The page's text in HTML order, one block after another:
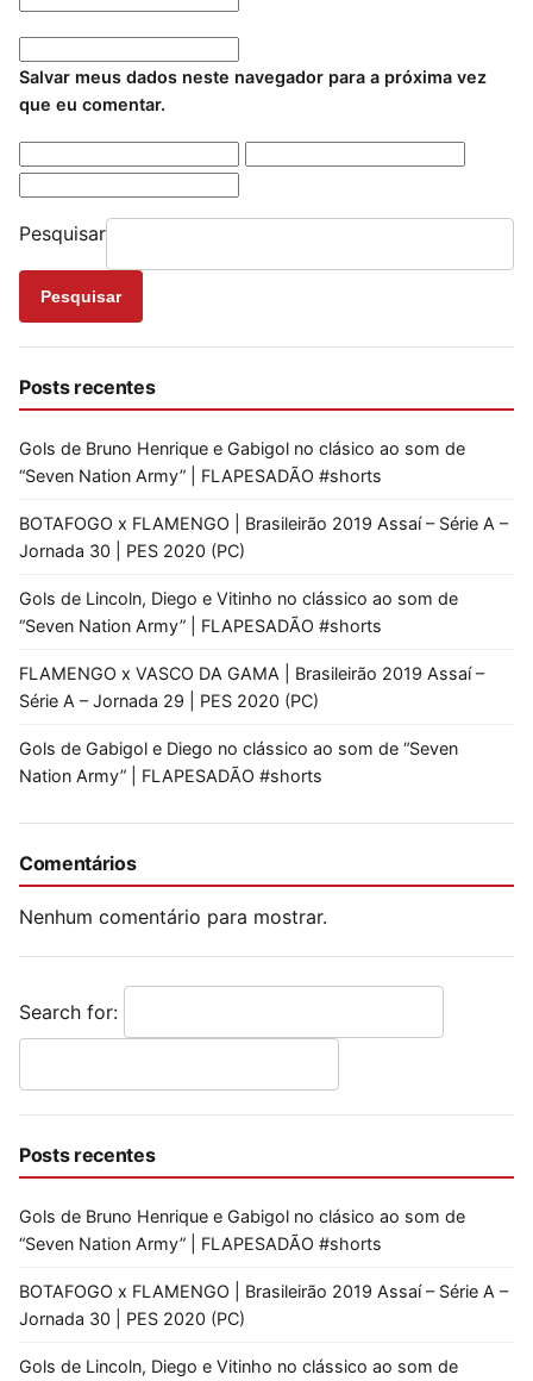
Salvar meus dados neste navegador para a próxima vez
que eu comentar.
Pesquisar
Pesquisar
Posts recentes
Gols de Bruno Henrique e Gabigol no clásico ao som de
“Seven Nation Army” | FLAPESADÃO #shorts
BOTAFOGO x FLAMENGO | Brasileirão 2019 Assaí – Série A –
Jornada 30 | PES 2020 (PC)
Gols de Lincoln, Diego e Vitinho no clássico ao som de
“Seven Nation Army” | FLAPESADÃO #shorts
FLAMENGO x VASCO DA GAMA | Brasileirão 2019 Assaí –
Série A – Jornada 29 | PES 2020 (PC)
Gols de Gabigol e Diego no clássico ao som de “Seven
Nation Army” | FLAPESADÃO #shorts
Comentários
Nenhum comentário para mostrar.
Search for:
Posts recentes
Gols de Bruno Henrique e Gabigol no clásico ao som de
“Seven Nation Army” | FLAPESADÃO #shorts
BOTAFOGO x FLAMENGO | Brasileirão 2019 Assaí – Série A –
Jornada 30 | PES 2020 (PC)
Gols de Lincoln, Diego e Vitinho no clássico ao som de